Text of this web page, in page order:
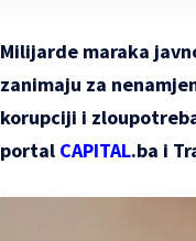
Milijarde maraka
zanimaju za
korupciji i
portal CAPITAL.ba i